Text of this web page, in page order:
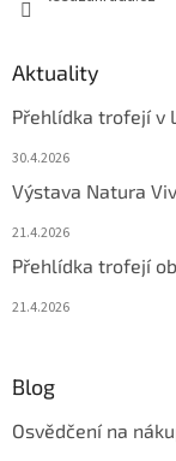
Aktuality
Přehlídka trofejí v
30.4.2026
Výstava Natura
21.4.2026
Přehlídka trofejí
21.4.2026
Blog
Osvědčení na